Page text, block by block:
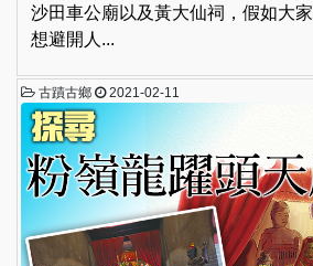
沙田車公廟以及黃大仙祠，假如大
想避開人...
古蹟古鄉 2021-02-11